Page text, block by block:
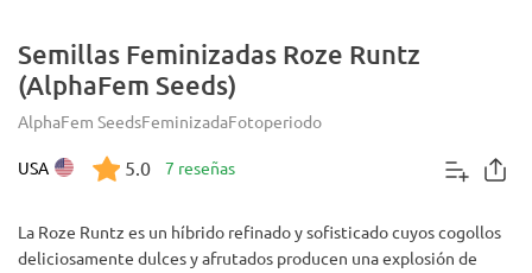
Semillas Feminizadas Roze Runtz
(AlphaFem Seeds)
AlphaFem SeedsFeminizadaFotoperiodo
USA 5.0 7 reseñas
La Roze Runtz es un híbrido refinado y sofisticado cuyos cogollos
deliciosamente dulces y afrutados producen una explosión de